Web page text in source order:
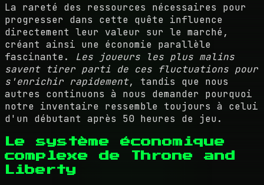
La rareté des ressources nécessaires pour
progresser dans cette quête influence
directement leur valeur sur le marché,
créant ainsi une économie parallèle
fascinante. Les joueurs les plus malins
savent tirer parti de ces fluctuations pour
s'enrichir rapidement, tandis que nous
autres continuons à nous demander pourquoi
notre inventaire ressemble toujours à celui
d'un débutant après 50 heures de jeu.
Le système économique
complexe de Throne and
Liberty